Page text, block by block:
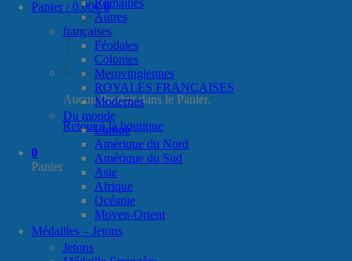
Panier /0.00€ 0
Aucun Produit dans le Panier.
Retour à la boutique
0
Panier
Romaines
Autres
françaises
Féodales
Colonies
Merovingiennes
ROYALES FRANÇAISES
Modernes
Du monde
Europe
Amérique du Nord
Amérique du Sud
Asie
Afrique
Océanie
Moyen-Orient
Médailles – Jetons
Jetons